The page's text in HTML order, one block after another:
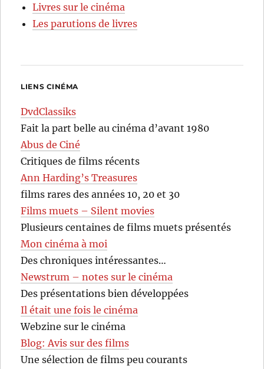
Livres sur le cinéma
Les parutions de livres
LIENS CINÉMA
DvdClassiks
Fait la part belle au cinéma d’avant 1980
Abus de Ciné
Critiques de films récents
Ann Harding’s Treasures
films rares des années 10, 20 et 30
Films muets – Silent movies
Plusieurs centaines de films muets présentés
Mon cinéma à moi
Des chroniques intéressantes…
Newstrum – notes sur le cinéma
Des présentations bien développées
Il était une fois le cinéma
Webzine sur le cinéma
Blog: Avis sur des films
Une sélection de films peu courants